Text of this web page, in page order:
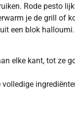
Rode pesto
je de grill of
een blok
elke kant, tot ze